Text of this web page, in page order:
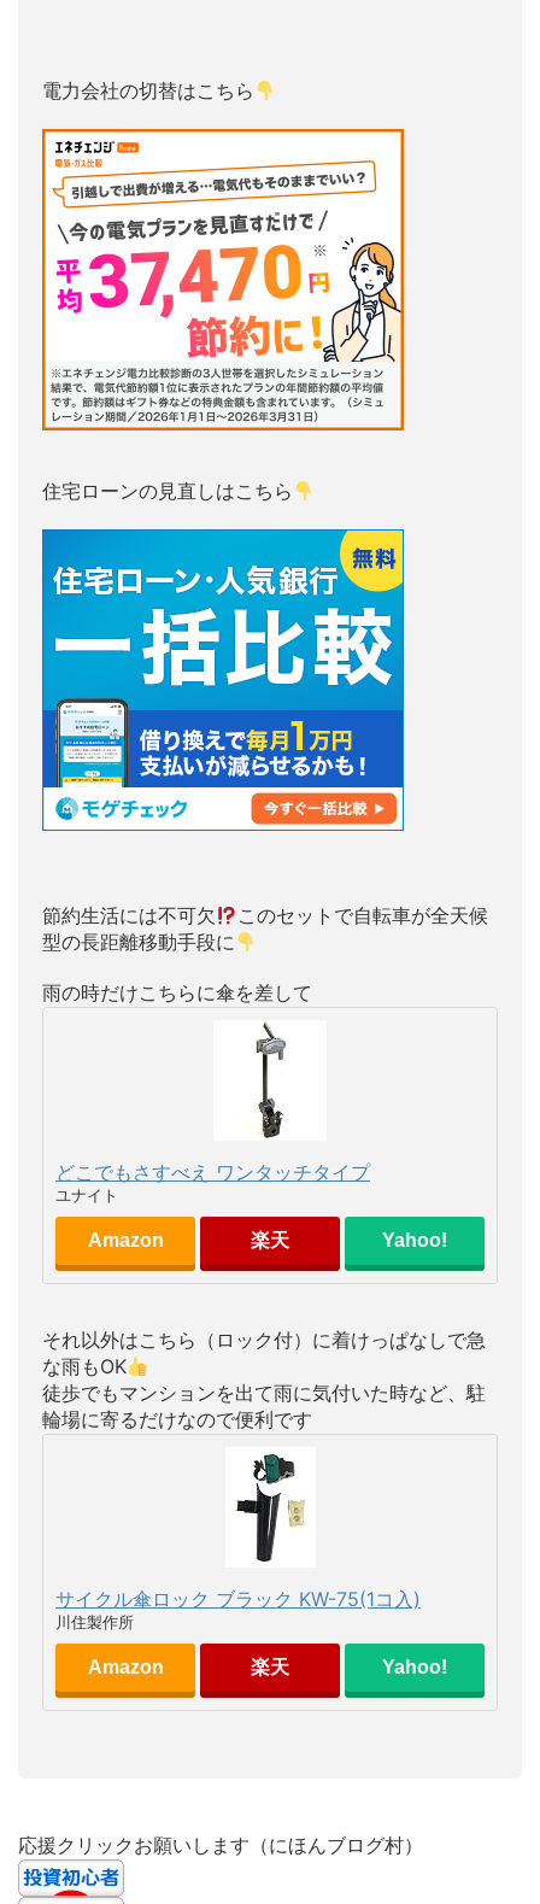
電力会社の切替はこちら
住宅ローンの見直しはこちら
節約生活には不可欠
このセットで自転車が全天候
型の長距離移動手段に
雨の時だけこちらに傘を差して
どこでもさすべえ ワンタッチタイプ
ユナイト
Amazon 楽天 Yahoo!
それ以外はこちら（ロック付）に着けっぱなしで急
な雨もOK
徒歩でもマンションを出て雨に気付いた時など、駐
輪場に寄るだけなので便利です
サイクル傘ロック ブラック KW-75(1コ入)
川住製作所
Amazon 楽天 Yahoo!
応援クリックお願いします（にほんブログ村）